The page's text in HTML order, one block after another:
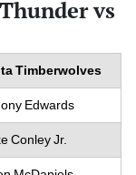
vs
Timberwolves
Edwards
Conley Jr.